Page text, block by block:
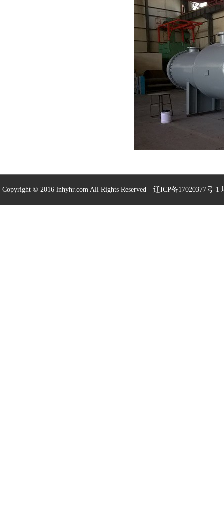
Copyright © 2016 lnhyhr.com All Rights Reserved 辽ICP备17020377号-1